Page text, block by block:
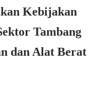
Kebijakan
Tambang
dan Alat Berat